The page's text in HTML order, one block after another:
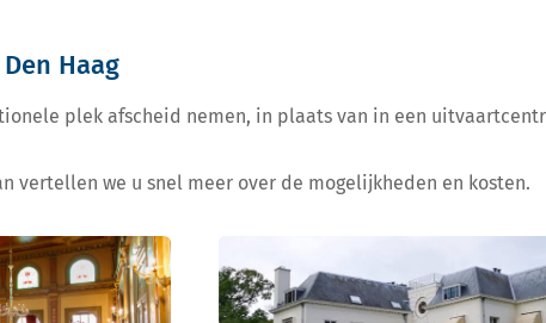
Haag
plek afscheid nemen, in plaats van in een
vertellen we u snel meer over de mogelijkheden en kosten.